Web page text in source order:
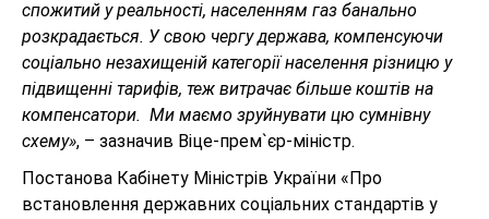
спожитий у реальності, населенням газ банально
розкрадається. У свою чергу держава, компенсуючи
соціально незахищеній категорії населення різницю у
підвищенні тарифів, теж витрачає більше коштів на
компенсатори. Ми маємо зруйнувати цю сумнівну
схему», – зазначив Віце-прем`єр-міністр.
Постанова Кабінету Міністрів України «Про
встановлення державних соціальних стандартів у